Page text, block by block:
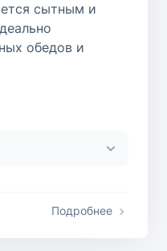
сытным и
обедов и
Подробнее